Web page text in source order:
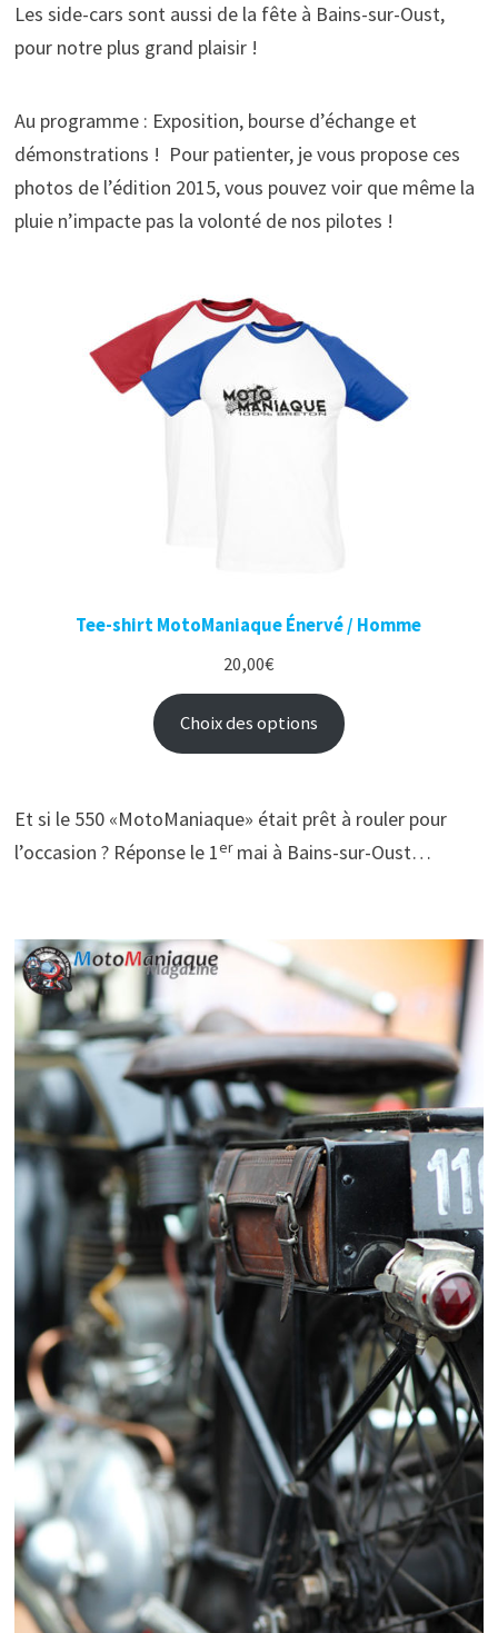
Les side-cars sont aussi de la fête à Bains-sur-Oust,
pour notre plus grand plaisir !
Au programme : Exposition, bourse d’échange et
démonstrations ! Pour patienter, je vous propose ces
photos de l’édition 2015, vous pouvez voir que même la
pluie n’impacte pas la volonté de nos pilotes !
Tee-shirt MotoManiaque Énervé / Homme
20,00€
Choix des options
Et si le 550 «MotoManiaque» était prêt à rouler pour
l’occasion ? Réponse le 1ermai à Bains-sur-Oust…